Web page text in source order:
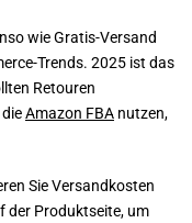
wie Gratis-Versand
Trends. 2025 ist das
Retouren
Amazon FBA nutzen,
Sie Versandkosten
der Produktseite, um